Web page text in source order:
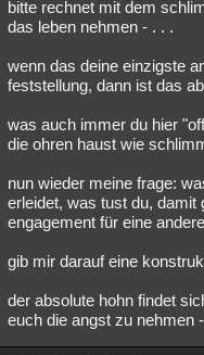
bitte rechnet mit dem
das leben nehmen - . . .
wenn das deine einzigste
feststellung, dann ist das
was auch immer du hier
die ohren haust wie
nun wieder meine frage:
erleidet, was tust du, damit
engagement für eine
gib mir darauf eine
der absolute hohn findet
euch die angst zu nehmen